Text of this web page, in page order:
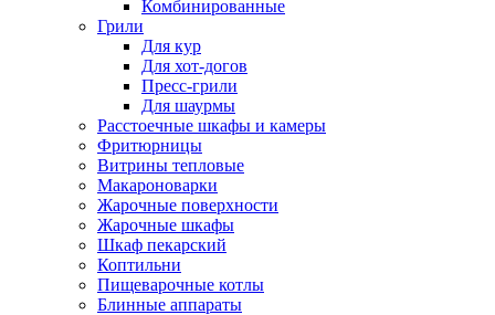
Комбинированные
Грили
Для кур
Для хот-догов
Пресс-грили
Для шаурмы
Расстоечные шкафы и камеры
Фритюрницы
Витрины тепловые
Макароноварки
Жарочные поверхности
Жарочные шкафы
Шкаф пекарский
Коптильни
Пищеварочные котлы
Блинные аппараты